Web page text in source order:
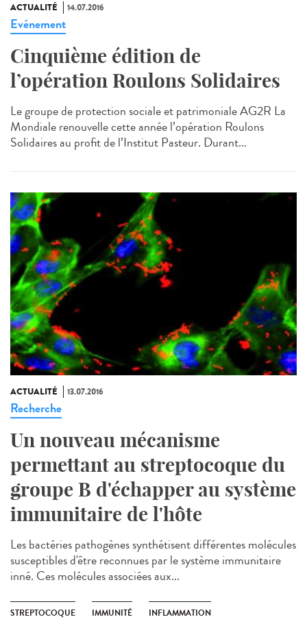
ACTUALITÉ 14.07.2016
Evénement
Cinquième édition de
l’opération Roulons Solidaires
Le groupe de protection sociale et patrimoniale AG2R La
Mondiale renouvelle cette année l’opération Roulons
Solidaires au profit de l’Institut Pasteur. Durant...
ACTUALITÉ 13.07.2016
Recherche
Un nouveau mécanisme
permettant au streptocoque du
groupe B d'échapper au système
immunitaire de l'hôte
Les bactéries pathogènes synthétisent différentes molécules
susceptibles d'être reconnues par le système immunitaire
inné. Ces molécules associées aux...
STREPTOCOQUE IMMUNITÉ INFLAMMATION